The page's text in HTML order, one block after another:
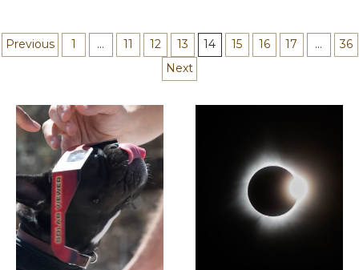
Paginación
entradas
Previous 1 … 11 12 13 14 15 16 17 …
36
Next